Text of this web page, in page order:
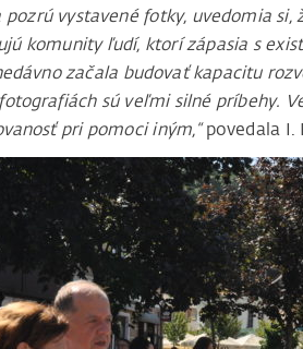
vystavené fotky, uvedomia si,
komunity ľudí, ktorí zápasia s
začala budovať kapacitu
sú veľmi silné príbehy.
pri pomoci iným,“povedala I.